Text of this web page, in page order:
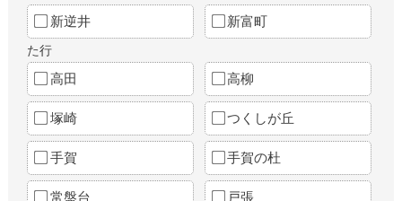
新逆井 新富町
た行
高田 高柳
塚崎 つくしが丘
手賀 手賀の杜
常盤台 戸張